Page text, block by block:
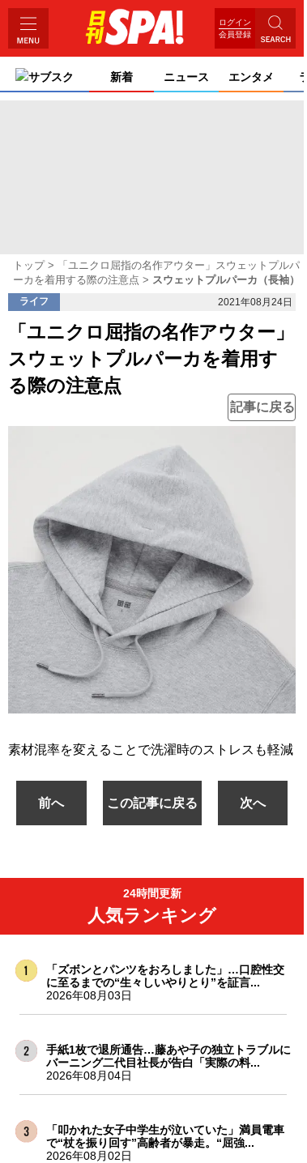
ログイン
会員登録
サブスク 新着 ニュース エンタメ
トップ
「ユニクロ屈指の名作アウター」スウェットプルパ
ーカを着用する際の注意点
スウェットプルパーカ（長袖）
ライフ 2021年08月24日
「ユニクロ屈指の名作アウター」
スウェットプルパーカを着用す
る際の注意点
記事に戻る
素材混率を変えることで洗濯時のストレスも軽減
前へ この記事に戻る 次へ
24時間更新
人気ランキング
「ズボンとパンツをおろしました」…口腔性交
に至るまでの“生々しいやりとり”を証言...
2026年08月03日
手紙1枚で退所通告…藤あや子の独立トラブルに
バーニング二代目社長が告白「実際の料...
2026年08月04日
「叩かれた女子中学生が泣いていた」満員電車
で“杖を振り回す”高齢者が暴走。“屈強...
2026年08月02日